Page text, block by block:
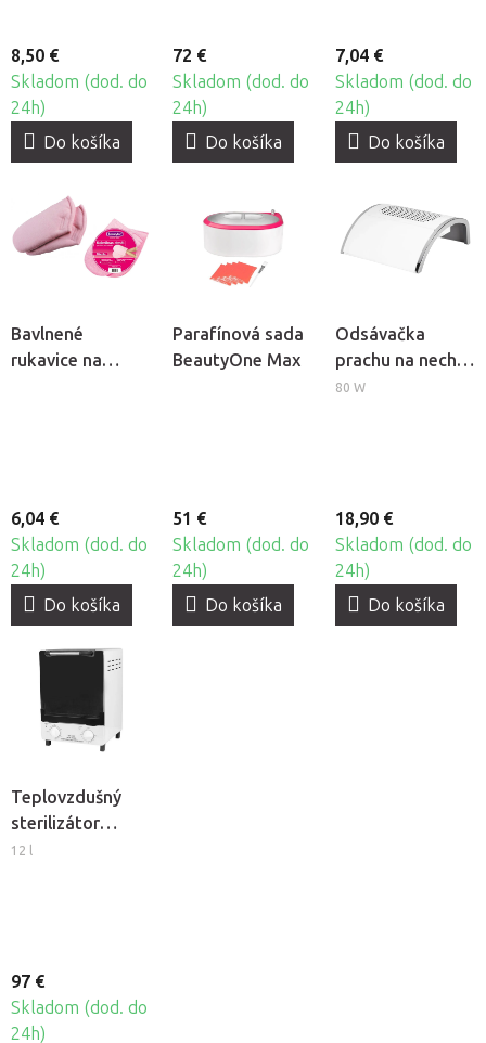
8,50 €
Skladom (dod. do
24h)
Do košíka
72 €
Skladom (dod. do
24h)
Do košíka
7,04 €
Skladom (dod. do
24h)
Do košíka
Bavlnené
rukavice na
6,04 €
Skladom (dod. do
24h)
Do košíka
Parafínová sada
BeautyOne Max
51 €
Skladom (dod. do
24h)
Do košíka
Odsávačka
prachu na nechty
Momo Basic 383
80 W
18,90 €
Skladom (dod. do
24h)
Do košíka
Teplovzdušný
sterilizátor
BeautyOne WX-
12 l
97 €
Skladom (dod. do
24h)